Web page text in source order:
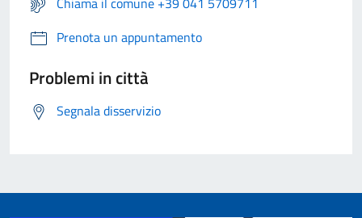
Prenota un appuntamento
Problemi in città
Segnala disservizio